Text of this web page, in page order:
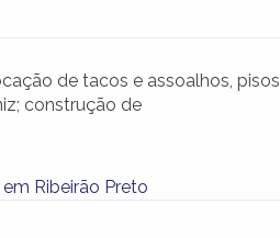
de tacos e assoalhos, pisos
construção de
Ribeirão Preto